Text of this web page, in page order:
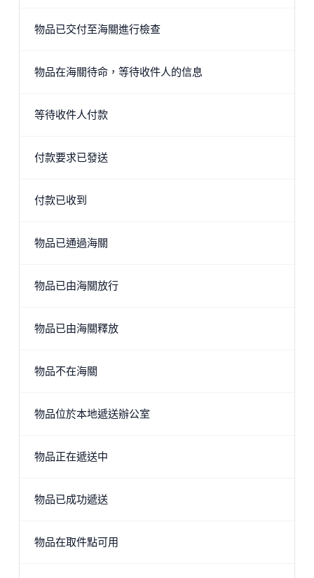
物品已交付至海關進行檢查
物品在海關待命，等待收件人的信息
等待收件人付款
付款要求已發送
付款已收到
物品已通過海關
物品已由海關放行
物品已由海關釋放
物品不在海關
物品位於本地遞送辦公室
物品正在遞送中
物品已成功遞送
物品在取件點可用